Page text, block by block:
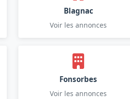
Blagnac
Voir les annonces
Fonsorbes
Voir les annonces